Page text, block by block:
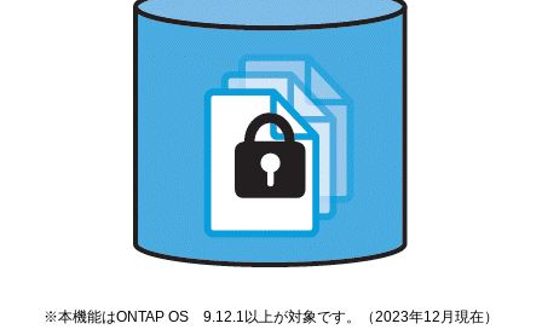
※本機能はONTAP OS 9.12.1以上が対象です。（2023年12月現在）